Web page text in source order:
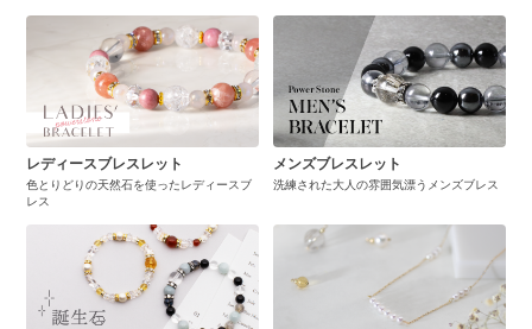
レディースブレスレット
色とりどりの天然石を使ったレディースブ
レス
メンズブレスレット
洗練された大人の雰囲気漂うメンズブレス